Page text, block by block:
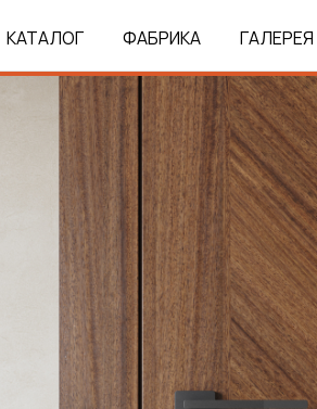
КАТАЛОГ ФАБРИКА ГАЛЕРЕЯ